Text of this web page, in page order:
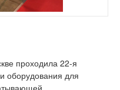
проходила 22-я
оборудования для